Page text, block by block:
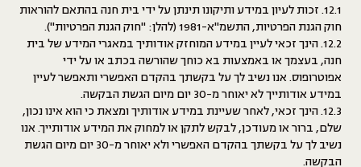
12.1. זכות לעיון במידע ותיקונו תינתן על ידי בית חנה בהתאם להוראות
חוק הגנת הפרטיות, התשמ"א-1981 (להלן: "
חוק הגנת הפרטיות").
12.2. הינך זכאי לעיין במידע המוחזק אודותיך במאגרי המידע של בית
חנה, בעצמך או באמצעות בא כוחך שהורשה בכתב או על ידי
אפוטרופוס. אנו נשיב לך על בקשתך בהקדם האפשרי ותאפשר לעיין
במידע אודותייך לא יאוחר מ-30 יום מיום הגשת הבקשה.
12.3. הינך זכאי, לאחר שעיינת במידע אודותיך ומצאת כי הוא אינו נכון,
שלם, ברור או מעודכן, לבקש לתקן או למחוק את המידע אודותייך. אנו
נשיב לך על בקשתך בהקדם האפשרי ולא יאוחר מ-30 יום מיום הגשת
הבקשה.